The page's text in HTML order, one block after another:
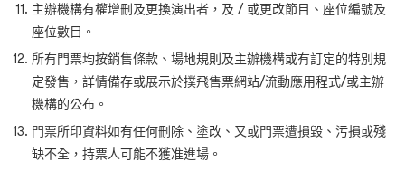
主辦機構有權增刪及更換演出者，及 / 或更改節目、座位編號及
座位數目。
所有門票均按銷售條款、場地規則及主辦機構或有訂定的特別規
定發售，詳情備存或展示於撲飛售票網站/流動應用程式/或主辦
機構的公布。
門票所印資料如有任何刪除、塗改、又或門票遭損毀、污損或殘
缺不全，持票人可能不獲准進場。